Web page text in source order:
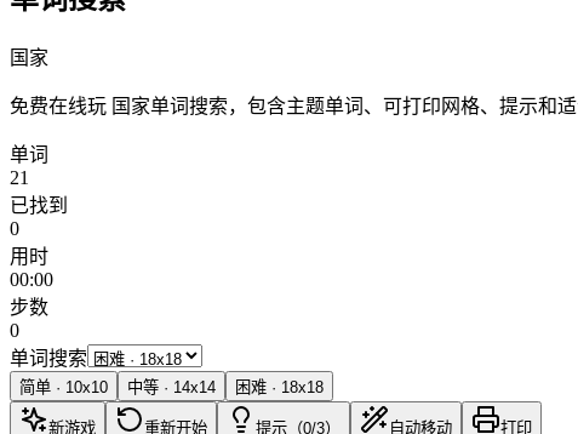
国家
免费在线玩 国家单词搜索，包含主题单词、可打印网格、提示和
单词
21
已找到
0
用时
00:00
步数
0
单词搜索
简单 · 10x10 中等 · 14x14 困难 · 18x18
新游戏 重新开始 提示（0/3） 自动移动
打印